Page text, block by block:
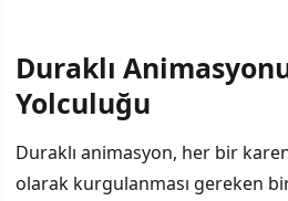
İÇINDEKILER
Animasyon Endüstrisinin
Duraklı
Yolculuğu
Duraklı animasyon, her bir
olarak kurgulanması gereken